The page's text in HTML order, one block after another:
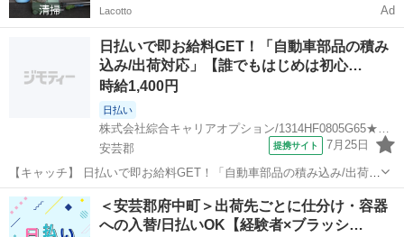
Lacotto Ad
日払いで即お給料GET！「自動車部品の積み
込み/出荷対応」【誰でもはじめは初心…
時給1,400円
日払い
安芸郡
提携サイト 7月25日
【キャッチ】 日払いで即お給料GET！「自動車部品の積み込み/出荷対
応」【誰でもはじめは初心者♪】残業でたっぷり稼ぐ！社会人経験をつ
もう！高時給1400円！ 【コメント】 ＼大手人材派遣会社で働きませ
んか♪／ 「新しい職...
広島 安芸郡 仕分け
＜安芸郡府中町＞出荷先ごとに仕分け・容器
への入替/日払いOK【経験者×ブラッシ…